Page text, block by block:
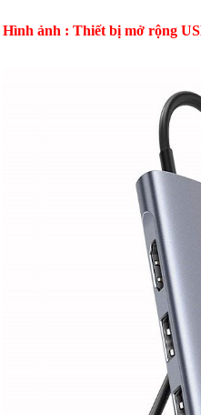
Hình ảnh : Thiết bị mở rộng